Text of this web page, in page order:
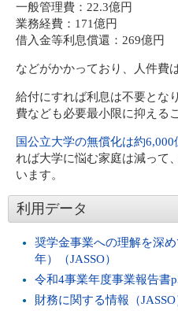
一般管理費：22.3億円
業務経費：171億円
借入金等利息償還：269億円
などがかかっており、人件費
給付にすれば利息は不要とな
費なども必要最小限に抑える
国公立大学の無償化は約
れば大学に悩む家庭は減って
います。
利用データ
奨学金事業への理解を深
年）（JASSO）
令和4事業年度事業報告書
財務に関する情報（JASSO